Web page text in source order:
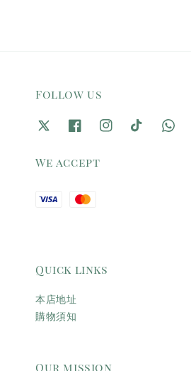
Follow us
We accept
Quick links
本店地址
購物須知
Our mission